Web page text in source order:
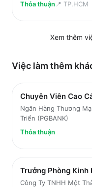
Thỏa thuận 📍 TP.HCM
Xem thêm
Việc làm thêm
Chuyên Viên Cao
Ngân Hàng Thương
Triển (PGBANK)
Thỏa thuận
Trưởng Phòng Kinh
Công Ty TNHH Một